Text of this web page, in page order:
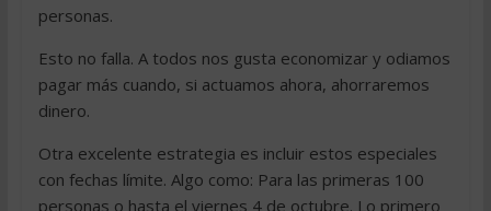
personas.
Esto no falla. A todos nos gusta economizar y odiamos
pagar más cuando, si actuamos ahora, ahorraremos
dinero.
Otra excelente estrategia es incluir estos especiales
con fechas límite. Algo como: Para las primeras 100
personas o hasta el viernes 4 de octubre. Lo primero